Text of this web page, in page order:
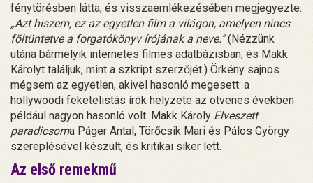
fénytörésben látta, és visszaemlékezésében megjegyezte:
„Azt hiszem, ez az egyetlen film a világon, amelyen nincs
föltüntetve a forgatókönyv írójának a neve.”(Nézzünk
utána bármelyik internetes filmes adatbázisban, és Makk
Károlyt találjuk, mint a szkript szerzőjét.) Örkény sajnos
mégsem az egyetlen, akivel hasonló megesett: a
hollywoodi feketelistás írók helyzete az ötvenes években
például nagyon hasonló volt. Makk Károly Elveszett
paradicsoma Páger Antal, Törőcsik Mari és Pálos György
szereplésével készült, és kritikai siker lett.
Az első remekmű